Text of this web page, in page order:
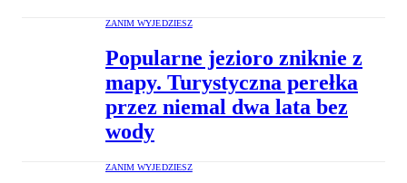
ZANIM WYJEDZIESZ
Popularne jezioro zniknie z
mapy. Turystyczna perełka
przez niemal dwa lata bez
wody
ZANIM WYJEDZIESZ